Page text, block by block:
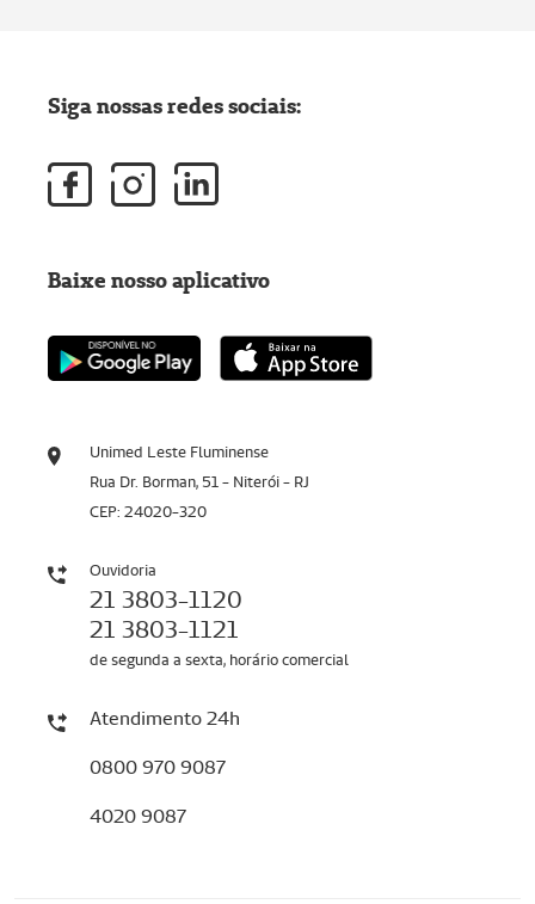
Unimed Leste Fluminense
Rua Dr. Borman, 51 - Niterói - RJ
CEP: 24020-320
Ouvidoria
21 3803-1120
21 3803-1121
de segunda a sexta, horário comercial
Atendimento 24h
0800 970 9087
4020 9087
Siga nossas redes sociais:
Baixe nosso aplicativo